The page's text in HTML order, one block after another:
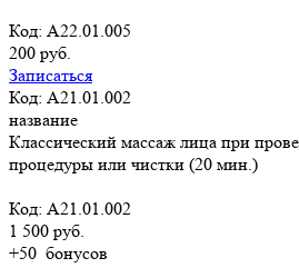
Код: А22.01.005
200 руб.
Записаться
Код: A21.01.002
название
Классический массаж лица при
процедуры или чистки (20 мин.)
Код: A21.01.002
1 500 руб.
+50 бонусов